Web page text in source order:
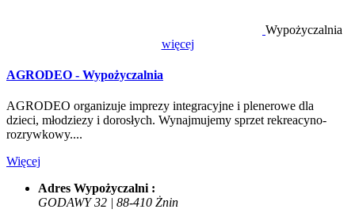
Wypożyczalnia
więcej
AGRODEO - Wypożyczalnia
AGRODEO organizuje imprezy integracyjne i plenerowe dla
dzieci, młodziezy i dorosłych. Wynajmujemy sprzet rekreacyno-
rozrywkowy....
Więcej
Adres Wypożyczalni :
GODAWY 32 | 88-410 Żnin